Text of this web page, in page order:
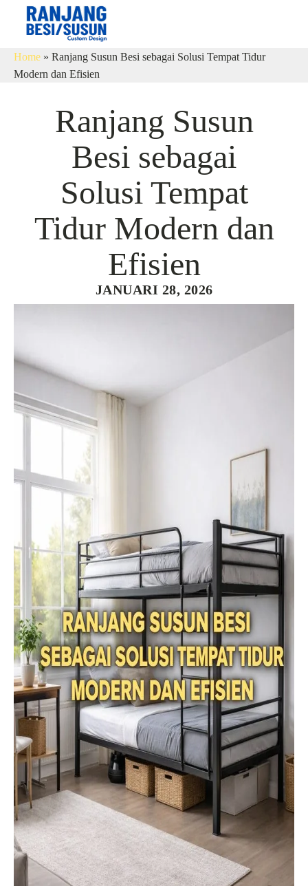
Home » Ranjang Susun Besi sebagai Solusi Tempat Tidur
Modern dan Efisien
Ranjang Susun
Besi sebagai
Solusi Tempat
Tidur Modern dan
Efisien
JANUARI 28, 2026